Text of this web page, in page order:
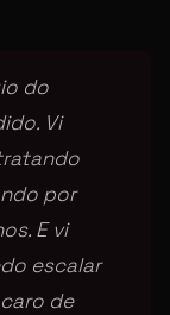
do
Vi
por
E vi
escalar
de